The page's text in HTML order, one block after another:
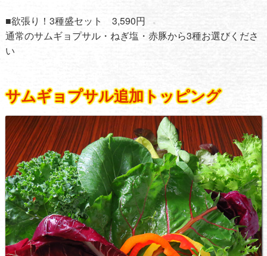
■欲張り！3種盛セット 3,590円
通常のサムギョプサル・ねぎ塩・赤豚から3種お選びくださ
い
サムギョプサル追加トッピング